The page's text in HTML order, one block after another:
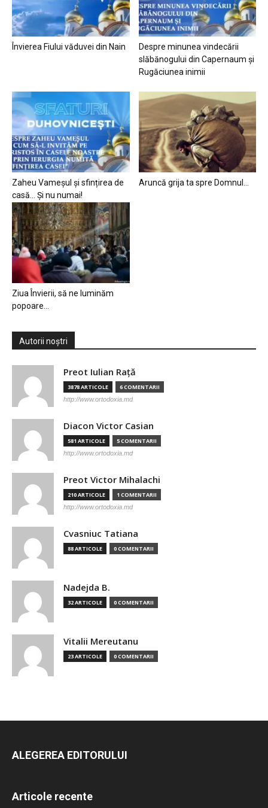
Învierea Fiului văduvei din Nain
Despre minunea vindecării
slăbănogului din Capernaum și
Rugăciunea inimii
Zaheu Vameșul și sfințirea de
casă… Și nu numai!
Aruncă grija ta spre Domnul…
Ziua Învierii, să ne luminăm
popoare…
Autorii noștri
Preot Iulian Raţă
3878 ARTICOLE 6 COMENTARII
http://www.ortodoxia.md
Diacon Victor Casian
581 ARTICOLE 5 COMENTARII
http://www.ortodoxia.md
Preot Victor Mihalachi
210 ARTICOLE 1 COMENTARII
http://www.ortodoxia.md
Cvasniuc Tatiana
88 ARTICOLE 0 COMENTARII
Nadejda B.
32 ARTICOLE 0 COMENTARII
Vitalii Mereutanu
23 ARTICOLE 0 COMENTARII
ALEGEREA EDITORULUI
Articole recente